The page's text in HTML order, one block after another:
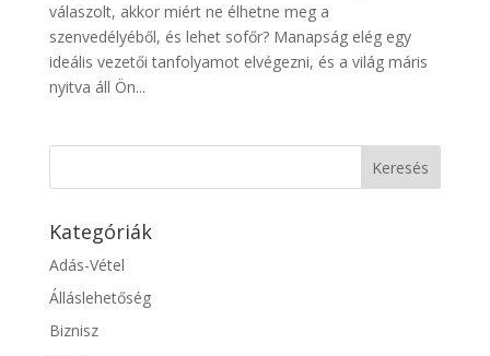
válaszolt, akkor miért ne élhetne meg a
szenvedélyéből, és lehet sofőr? Manapság elég egy
ideális vezetői tanfolyamot elvégezni, és a világ máris
nyitva áll Ön...
Kategóriák
Adás-Vétel
Álláslehetőség
Biznisz